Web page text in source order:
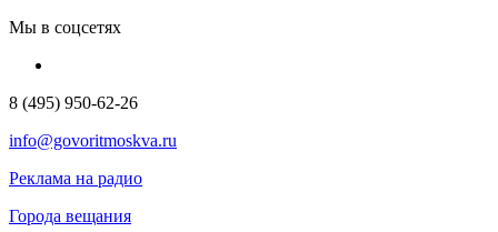
Мы в соцсетях
8 (495) 950-62-26
info@govoritmoskva.ru
Реклама на радио
Города вещания